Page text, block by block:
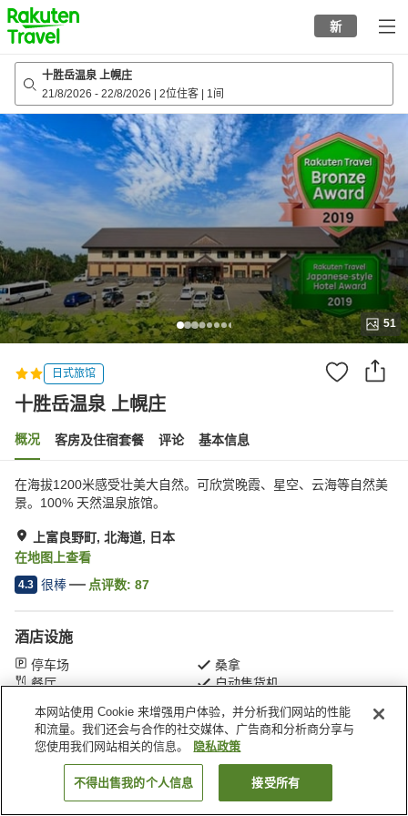
to
top
page
新
十胜岳温泉 上幌庄
21/8/2026 - 22/8/2026 2位住客 1间
51
日式旅馆
十胜岳温泉 上幌庄
概况 客房及住宿套餐 评论 基本信息
在海拔1200米感受壮美大自然。可欣赏晚霞、星空、云海等自然美
景。100% 天然温泉旅馆。
上富良野町, 北海道, 日本
在地图上查看
4.3 很棒 点评数: 87
酒店设施
停车场
桑拿
餐厅
自动售货机
首页 日本 北海道 上富良野町 十胜岳温泉 上幌庄
搜索客房
本网站使用 Cookie 来增强用户体验，并分析我们网站的性能
和流量。我们还会与合作的社交媒体、广告商和分析商分享与
您使用我们网站相关的信息。
隐私政策
不得出售我的个人信息 接受所有